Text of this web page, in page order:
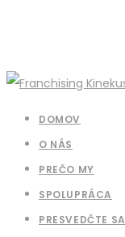
DOMOV
O NÁS
PREČO MY
SPOLUPRÁCA
PRESVEDČTE SA